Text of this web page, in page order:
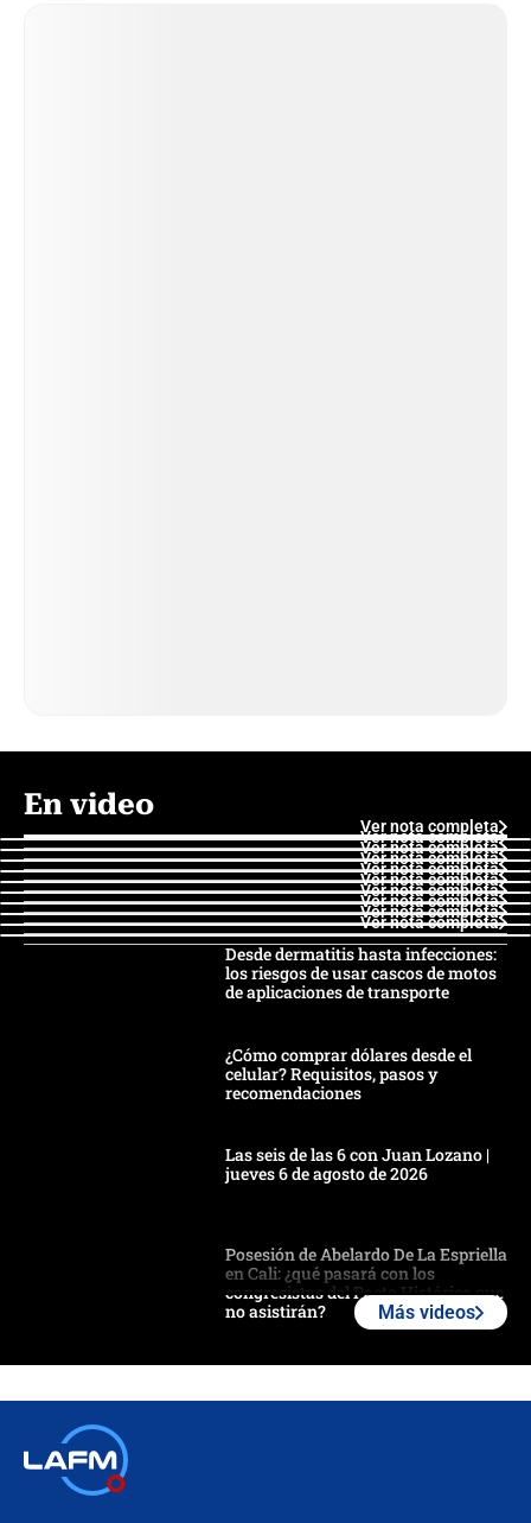
En video
Ver nota completa
Ver nota completa
Ver nota completa
Ver nota completa
Ver nota completa
Ver nota completa
Ver nota completa
Ver nota completa
Ver nota completa
Ver nota completa
Desde dermatitis hasta infecciones:
los riesgos de usar cascos de motos
de aplicaciones de transporte
¿Cómo comprar dólares desde el
celular? Requisitos, pasos y
recomendaciones
Las seis de las 6 con Juan Lozano |
jueves 6 de agosto de 2026
Posesión de Abelardo De La Espriella
en Cali: ¿qué pasará con los
congresistas del Pacto Histórico que
no asistirán?
Más videos